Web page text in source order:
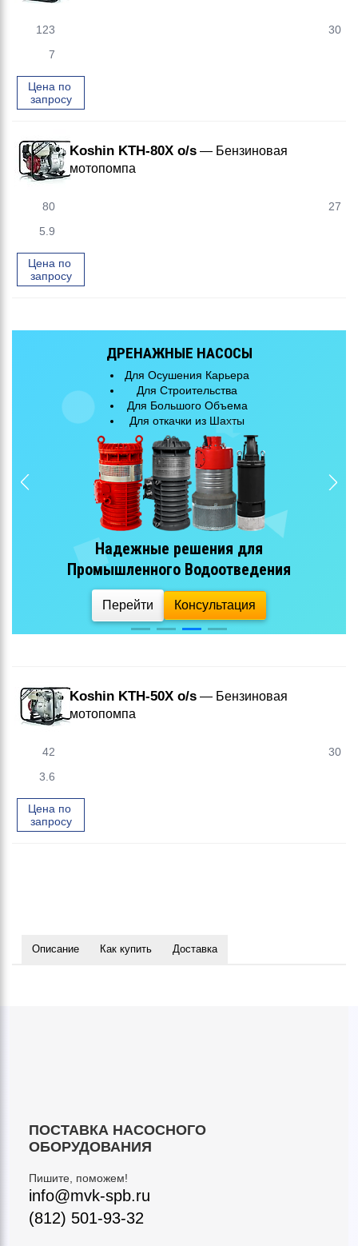
123
30
7
Цена по
запросу
Koshin KTH-80X o/s — Бензиновая
мотопомпа
80
27
5.9
Цена по
запросу
ДРЕНАЖНЫЕ НАСОСЫ
Для Осушения Карьера
Для Строительства
Для Большого Объема
Для откачки из Шахты
Надежные решения для
Промышленного Водоотведения
Перейти Консультация
Koshin KTH-50X o/s — Бензиновая
мотопомпа
42
30
3.6
Цена по
запросу
Описание Как купить Доставка
ПОСТАВКА НАСОСНОГО
ОБОРУДОВАНИЯ
Пишите, поможем!
info@mvk-spb.ru
(812) 501-93-32